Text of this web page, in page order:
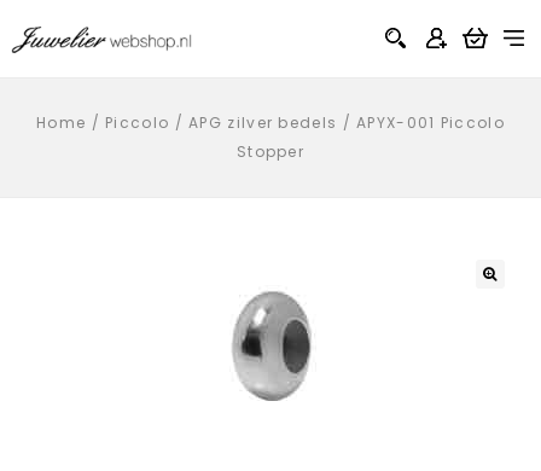
Home / Piccolo /APG zilver bedels /APYX-001 Piccolo
Stopper